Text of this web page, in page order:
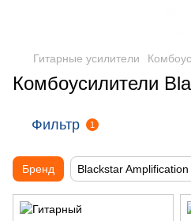
Гитарные усилители
Комбоусилители
Фильтр 1
Бренд Blackstar Amplification